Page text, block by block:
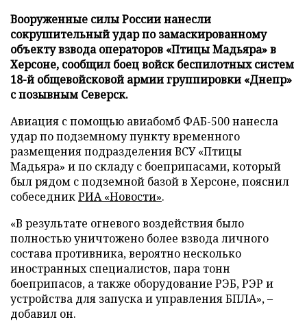
Вооруженные силы России нанесли
сокрушительный удар по замаскированному
объекту взвода операторов «Птицы Мадьяра» в
Херсоне, сообщил боец войск беспилотных систем
18-й общевойсковой армии группировки «Днепр»
с позывным Северск.
Авиация с помощью авиабомб ФАБ-500 нанесла
удар по подземному пункту временного
размещения подразделения ВСУ «Птицы
Мадьяра» и по складу с боеприпасами, который
был рядом с подземной базой в Херсоне, пояснил
собеседникРИА «Новости».
«В результате огневого воздействия было
полностью уничтожено более взвода личного
состава противника, вероятно несколько
иностранных специалистов, пара тонн
боеприпасов, а также оборудование РЭБ, РЭР и
устройства для запуска и управления БПЛА», –
добавил он.